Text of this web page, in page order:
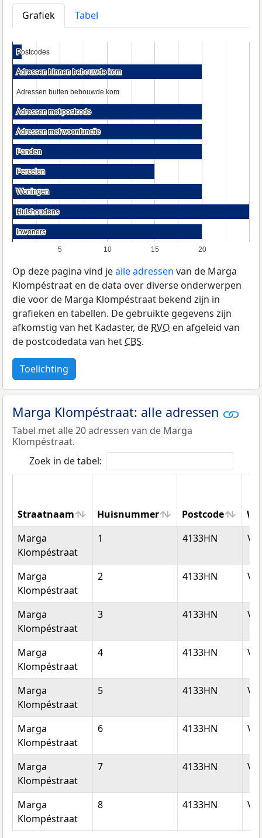
Grafiek
Tabel
5 10 15 20
Postcodes
Postcodes
Adressen binnen bebouwde kom
Adressen binnen bebouwde kom
Adressen buiten bebouwde kom
Adressen buiten bebouwde kom
Adressen met postcode
Adressen met postcode
Adressen met woonfunctie
Adressen met woonfunctie
Panden
Panden
Percelen
Percelen
Woningen
Woningen
Huishoudens
Huishoudens
Inwoners
Inwoners
Op deze pagina vind jealle adressen van de Marga
Klompéstraat en de data over diverse onderwerpen
die voor de Marga Klompéstraat bekend zijn in
grafieken en tabellen. De gebruikte gegevens zijn
afkomstig van het Kadaster, deRVO en afgeleid van
de postcodedata van hetCBS.
Toelichting
Marga Klompéstraat: alle adressen
Tabel met alle 20 adressen van de Marga
Klompéstraat.
Zoek in de tabel:
Straatnaam Huisnummer Postcode
Straatnaam
Huisnummer Postcode
Marga
Klompéstraat
1 4133HN
Marga
Klompéstraat
2 4133HN
Marga
Klompéstraat
3 4133HN
Marga
Klompéstraat
4 4133HN
Marga
Klompéstraat
5 4133HN
Marga
Klompéstraat
6 4133HN
Marga
Klompéstraat
7 4133HN
Marga
Klompéstraat
8 4133HN